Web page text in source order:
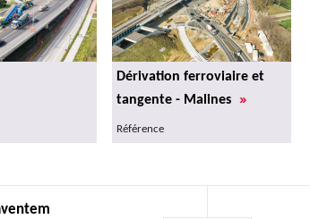
Dérivation ferroviaire et
tangente - Malines »
Référence